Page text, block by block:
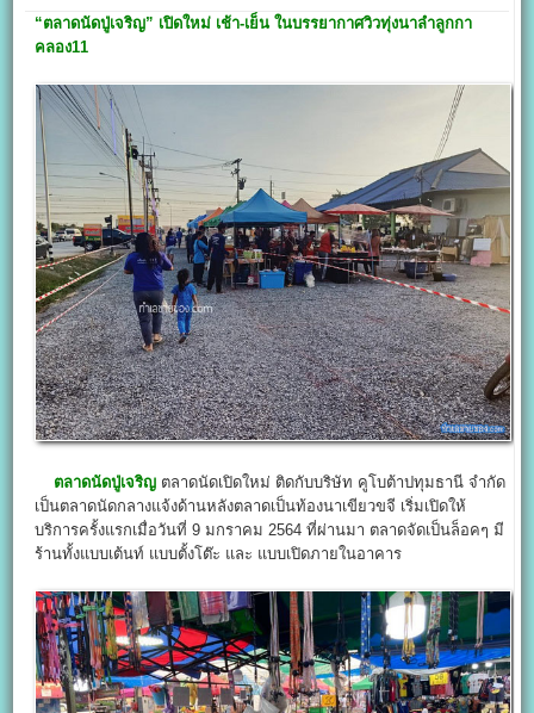
“ตลาดนัดปู่เจริญ” เปิดใหม่ เช้า-เย็น ในบรรยากาศวิวทุ่งนาลำลูกกา
คลอง11
ตลาดนัดปู่เจริญ ตลาดนัดเปิดใหม่ ติดกับบริษัท คูโบต้าปทุมธานี จำกัด
เป็นตลาดนัดกลางแจ้งด้านหลังตลาดเป็นท้องนาเขียวขจี เริ่มเปิดให้
บริการครั้งแรกเมื่อวันที่ 9 มกราคม 2564 ที่ผ่านมา ตลาดจัดเป็นล็อคๆ มี
ร้านทั้งแบบเต้นท์ แบบตั้งโต๊ะ และ แบบเปิดภายในอาคาร